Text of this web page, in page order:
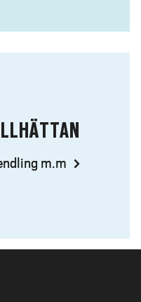
m.m